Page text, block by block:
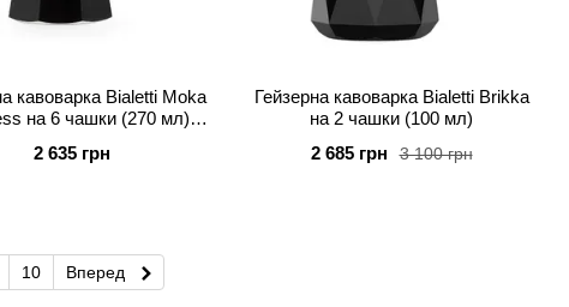
кавоварка Bialetti Moka
на 6 чашки (270 мл)
2 635 грн
Гейзерна кавоварка Bialetti Brikka
на 2 чашки (100 мл)
3 100 грн
2 685 грн
10 Вперед